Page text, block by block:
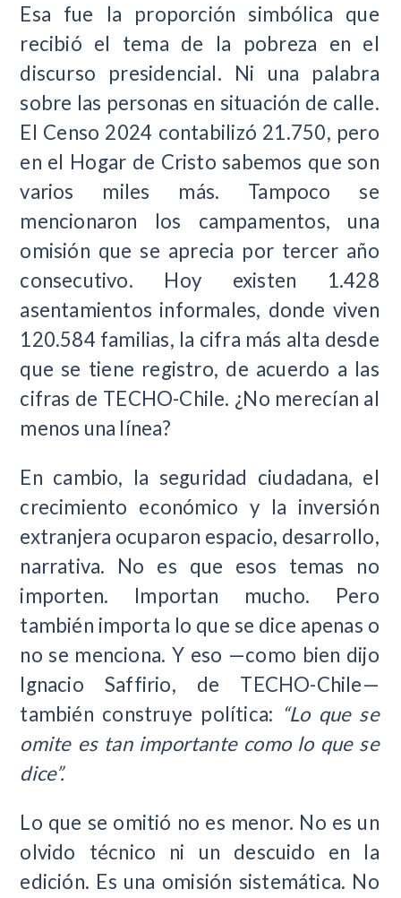
Esa fue la proporción simbólica que
recibió el tema de la pobreza en el
discurso presidencial. Ni una palabra
sobre las personas en situación de calle.
El Censo 2024 contabilizó 21.750, pero
en el Hogar de Cristo sabemos que son
varios miles más. Tampoco se
mencionaron los campamentos, una
omisión que se aprecia por tercer año
consecutivo. Hoy existen 1.428
asentamientos informales, donde viven
120.584 familias, la cifra más alta desde
que se tiene registro, de acuerdo a las
cifras de TECHO-Chile. ¿No merecían al
menos una línea?
En cambio, la seguridad ciudadana, el
crecimiento económico y la inversión
extranjera ocuparon espacio, desarrollo,
narrativa. No es que esos temas no
importen. Importan mucho. Pero
también importa lo que se dice apenas o
no se menciona. Y eso —como bien dijo
Ignacio Saffirio, de TECHO-Chile—
también construye política: “Lo que se
omite es tan importante como lo que se
dice”.
Lo que se omitió no es menor. No es un
olvido técnico ni un descuido en la
edición. Es una omisión sistemática. No